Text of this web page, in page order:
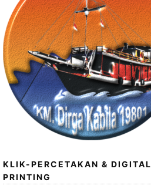
KLIK-PERCETAKAN & DIGITAL
PRINTING